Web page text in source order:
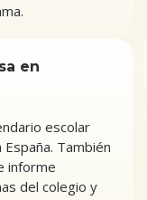
en
escolar
También
informe
del colegio y